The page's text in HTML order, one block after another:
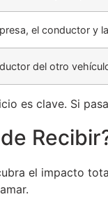
el conductor y
del otro
es clave. Si
el impacto